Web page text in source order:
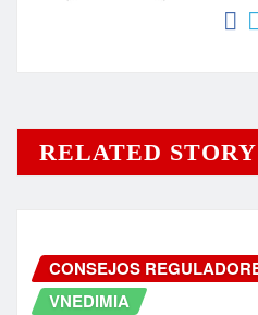
RELATED STORY
CONSEJOS
VNEDIMIA